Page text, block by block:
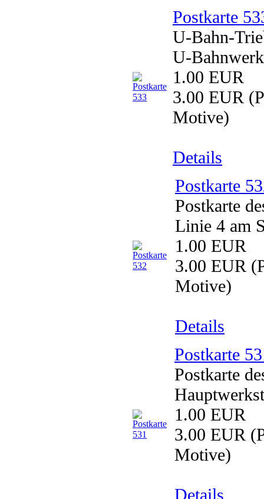
Postkarte
U-Bahn-
U-
1.00 EUR
3.00 EUR
Motive)
Details
Postkarte
Postkarte
Linie 4 am
1.00 EUR
3.00 EUR
Motive)
Details
Postkarte
Postkarte
1.00 EUR
3.00 EUR
Motive)
Details